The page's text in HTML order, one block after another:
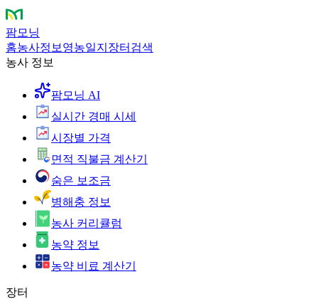
팜모닝
홈농사정보 영농일지 장터 검색
농사 정보
팜모닝 AI
실시간 경매 시세
시장별 가격
면적 직불금 계산기
숨은 보조금
병해충 정보
농사 커리큘럼
농약 정보
농약 비료 계산기
장터